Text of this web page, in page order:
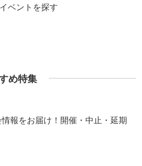
ベントを探す
め特集
報をお届け！開催・中止・延期